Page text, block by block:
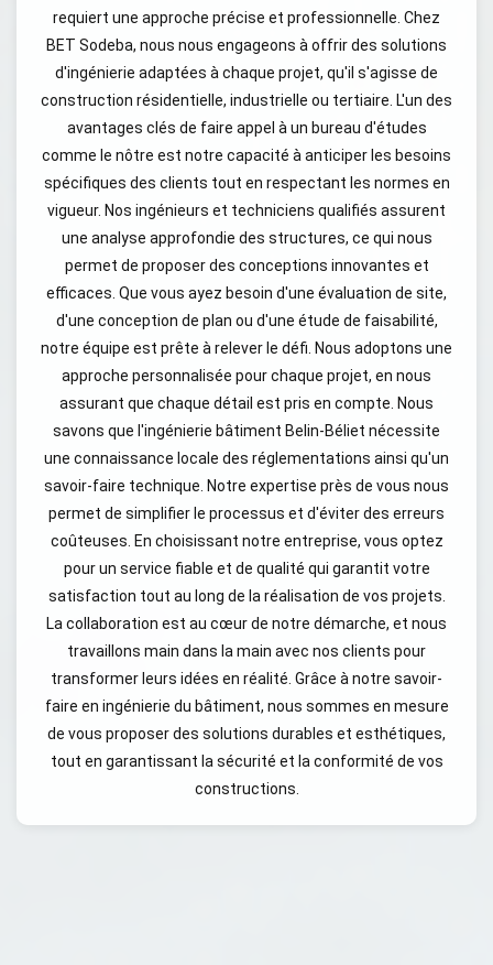
requiert une approche précise et professionnelle. Chez
BET Sodeba, nous nous engageons à offrir des solutions
d'ingénierie adaptées à chaque projet, qu'il s'agisse de
construction résidentielle, industrielle ou tertiaire. L'un des
avantages clés de faire appel à un bureau d'études
comme le nôtre est notre capacité à anticiper les besoins
spécifiques des clients tout en respectant les normes en
vigueur. Nos ingénieurs et techniciens qualifiés assurent
une analyse approfondie des structures, ce qui nous
permet de proposer des conceptions innovantes et
efficaces. Que vous ayez besoin d'une évaluation de site,
d'une conception de plan ou d'une étude de faisabilité,
notre équipe est prête à relever le défi. Nous adoptons une
approche personnalisée pour chaque projet, en nous
assurant que chaque détail est pris en compte. Nous
savons que l'ingénierie bâtiment Belin-Béliet nécessite
une connaissance locale des réglementations ainsi qu'un
savoir-faire technique. Notre expertise près de vous nous
permet de simplifier le processus et d'éviter des erreurs
coûteuses. En choisissant notre entreprise, vous optez
pour un service fiable et de qualité qui garantit votre
satisfaction tout au long de la réalisation de vos projets.
La collaboration est au cœur de notre démarche, et nous
travaillons main dans la main avec nos clients pour
transformer leurs idées en réalité. Grâce à notre savoir-
faire en ingénierie du bâtiment, nous sommes en mesure
de vous proposer des solutions durables et esthétiques,
tout en garantissant la sécurité et la conformité de vos
constructions.